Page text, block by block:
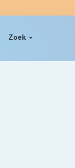
Zoek